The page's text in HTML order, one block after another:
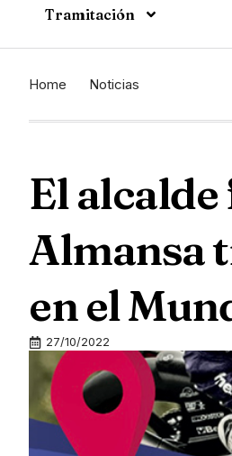
Tramitación
Home Noticias
El
Almansa
en el
27/10/2022